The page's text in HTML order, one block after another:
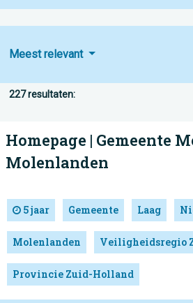
Meest relevant
227 resultaten:
Homepage | Gemeente
Molenlanden
5 jaar Gemeente Laag
Molenlanden Veiligheidsregio
Provincie Zuid-Holland